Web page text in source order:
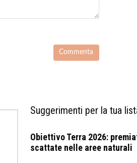
Suggerimenti per la tua
Obiettivo Terra 2026:
scattate nelle aree naturali